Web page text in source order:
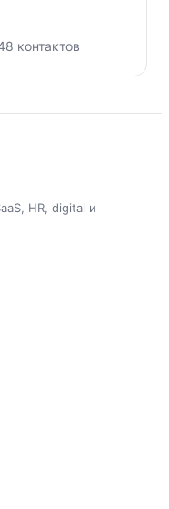
контактов
HR, digital и